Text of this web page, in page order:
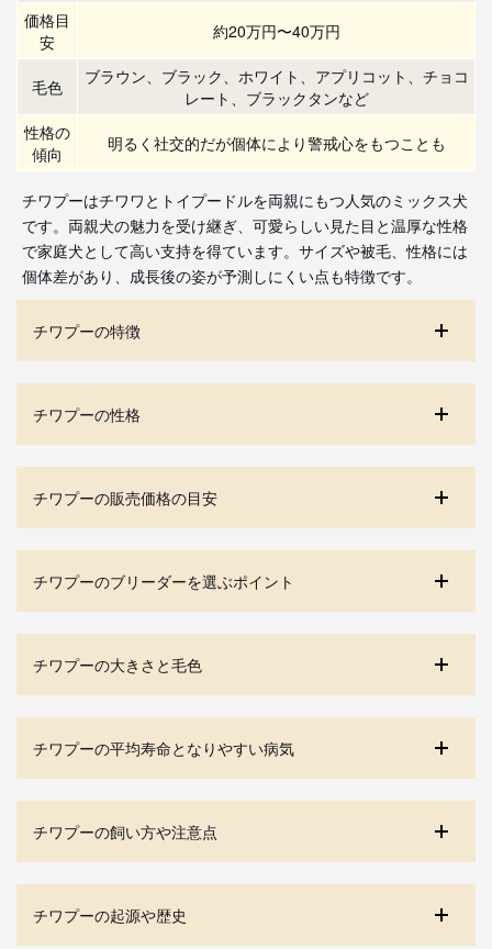
価格目
安
約20万円〜40万円
毛色
ブラウン、ブラック、ホワイト、アプリコット、チョコ
レート、ブラックタンなど
性格の
傾向
明るく社交的だが個体により警戒心をもつことも
チワプーはチワワとトイプードルを両親にもつ人気のミックス犬
です。両親犬の魅力を受け継ぎ、可愛らしい見た目と温厚な性格
で家庭犬として高い支持を得ています。サイズや被毛、性格には
個体差があり、成長後の姿が予測しにくい点も特徴です。
チワプーの特徴
チワプーの性格
チワプーの販売価格の目安
チワプーのブリーダーを選ぶポイント
チワプーの大きさと毛色
チワプーの平均寿命となりやすい病気
チワプーの飼い方や注意点
チワプーの起源や歴史